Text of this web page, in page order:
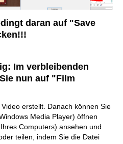
daran auf "Save
: Im verbleibenden
nun auf "Film
erstellt. Danach können Sie
Media Player) öffnen
Computers) ansehen und
teilen, indem Sie die Datei